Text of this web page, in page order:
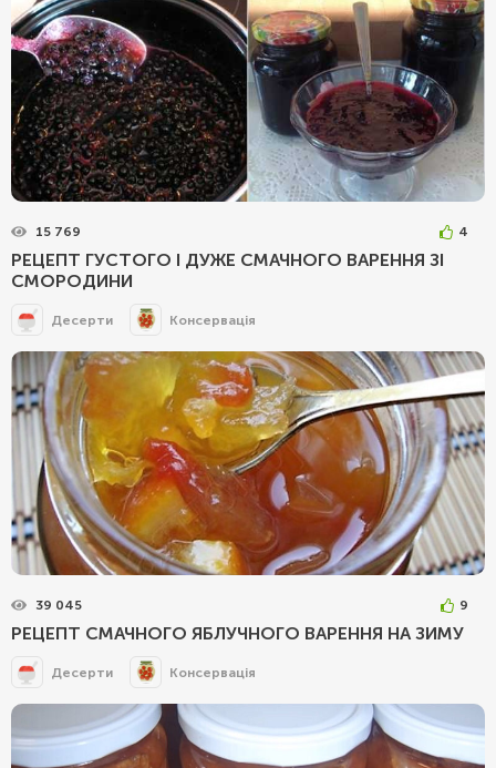
15 769 4
РЕЦЕПТ ГУСТОГО І ДУЖЕ СМАЧНОГО ВАРЕННЯ ЗІ
СМОРОДИНИ
Десерти Консервація
39 045 9
РЕЦЕПТ СМАЧНОГО ЯБЛУЧНОГО ВАРЕННЯ НА ЗИМУ
Десерти Консервація